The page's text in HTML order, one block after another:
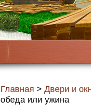
Главная > Двери и
обеда или ужина